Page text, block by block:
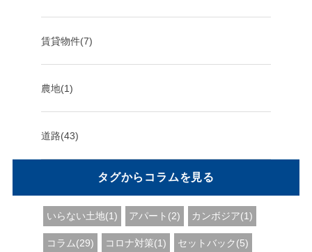
賃貸物件(7)
農地(1)
道路(43)
タグからコラムを見る
いらない土地(1) アパート(2) カンボジア(1)
コラム(29) コロナ対策(1) セットバック(5)